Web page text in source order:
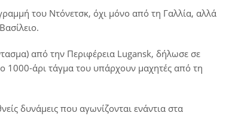
του Ντόνετσκ, όχι μόνο από τη Γαλλία, αλλά
από την Περιφέρεια Lugansk, δήλωσε σε
1000-άρι τάγμα του υπάρχουν μαχητές από τη
δυνάμεις που αγωνίζονται ενάντια στα